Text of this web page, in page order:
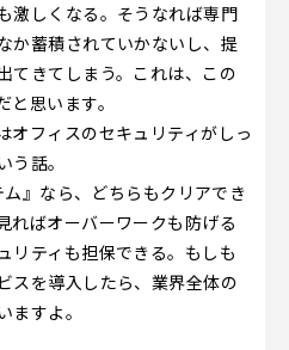
激しくなる。そうなれば専門
か蓄積されていかないし、提
てきてしまう。これは、この
思います。
オフィスのセキュリティがしっ
話。
』なら、どちらもクリアでき
ればオーバーワークも防げる
リティも担保できる。もしも
スを導入したら、業界全体の
ますよ。